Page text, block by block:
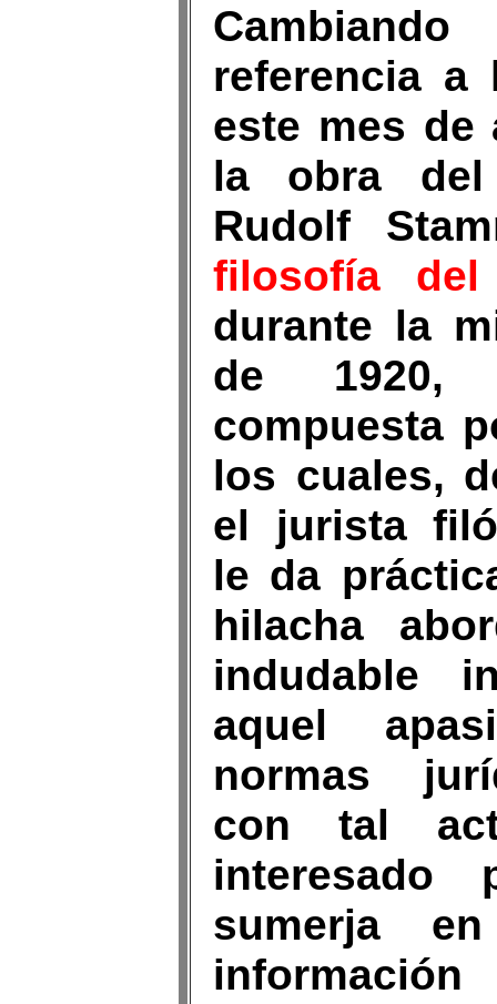
referencia a
este mes de
la obra del
Rudolf
filosofía del
durante la
de
compuesta
los cuales,
el jurista
le da
hilacha
indudable
aquel
normas
con tal
interesado
sumerja